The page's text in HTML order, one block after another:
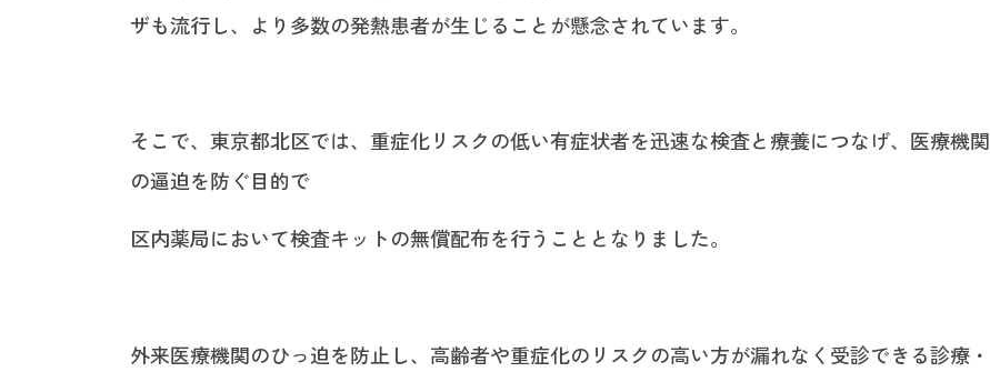
ザも流行し、より多数の発熱患者が生じることが懸念されています。
そこで、東京都北区では、重症化リスクの低い有症状者を迅速な検査と療養につなげ、医療機関
の逼迫を防ぐ目的で
区内薬局において検査キットの無償配布を行うこととなりました。
外来医療機関のひっ迫を防止し、高齢者や重症化のリスクの高い方が漏れなく受診できる診療・